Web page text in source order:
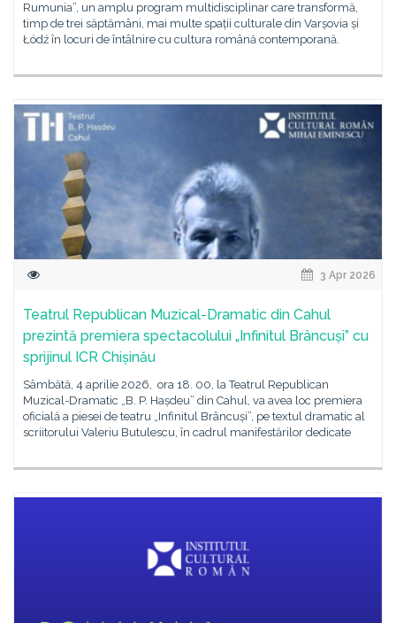
Rumunia”, un amplu program multidisciplinar care transformă,
timp de trei săptămâni, mai multe spații culturale din Varșovia și
Łódź în locuri de întâlnire cu cultura română contemporană.
3 Apr 2026
Teatrul Republican Muzical-Dramatic din Cahul
prezintă premiera spectacolului „Infinitul Brâncuși” cu
sprijinul ICR Chișinău
Sâmbătă, 4 aprilie 2026, ora 18. 00, la Teatrul Republican
Muzical-Dramatic „B. P. Hașdeu” din Cahul, va avea loc premiera
oficială a piesei de teatru „Infinitul Brâncuși”, pe textul dramatic al
scriitorului Valeriu Butulescu, în cadrul manifestărilor dedicate